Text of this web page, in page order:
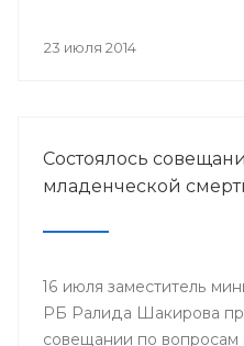
организациями,
23 июля 2014
Состоялось
младенческой
16 июля заместитель
РБ Ралида Шакирова
совещании по вопросам